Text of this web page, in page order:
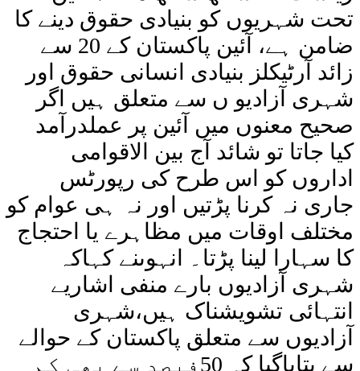
تحت شہریوں کو بنیادی حقوق دینے کا
ضامن ہے، آئین پاکستان کے 20 سے
زائد آرٹیکلز بنیادی انسانی حقوق اور
شہری آزادیو ں سے متعلق ہیں اگر
صحیح معنوں میں آئین پر عملدرآمد
کیا جاتا تو شائد آج بین الاقوامی
اداروں کو اس طرح کی رپورٹس
جاری نہ کرنا پڑتیں اور نہ ہی عوام کو
مختلف اوقات میں مظاہرے یا احتجاج
کا سہارا لینا پڑتا۔ انہوںنے کہاکہ
شہری آزادیوں بارے منفی اشاریے
انتہائی تشویشناک ہیں،شہری
آزادیوں سے متعلق پاکستان کے حوالے
سے بتایاگیا کہ 50فیصد سے بھی کم